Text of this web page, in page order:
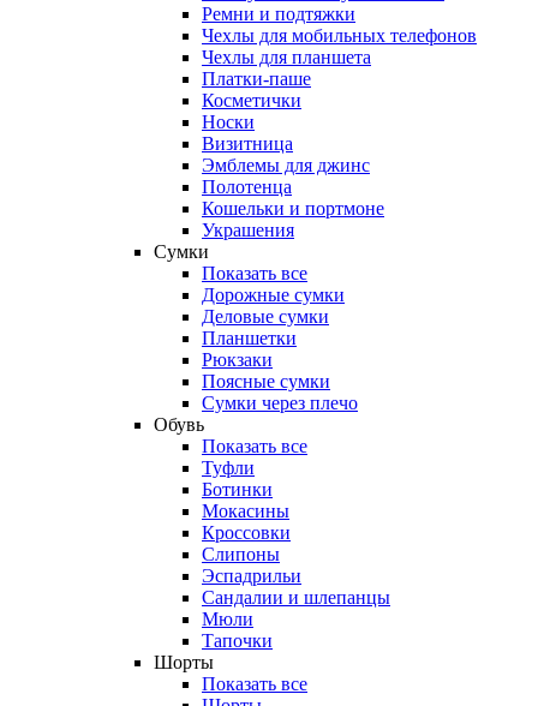
Ремни и подтяжки
Чехлы для мобильных телефонов
Чехлы для планшета
Платки-паше
Косметички
Носки
Визитница
Эмблемы для джинс
Полотенца
Кошельки и портмоне
Украшения
Сумки
Показать все
Дорожные сумки
Деловые сумки
Планшетки
Рюкзаки
Поясные сумки
Сумки через плечо
Обувь
Показать все
Туфли
Ботинки
Мокасины
Кроссовки
Слипоны
Эспадрильи
Сандалии и шлепанцы
Мюли
Тапочки
Шорты
Показать все